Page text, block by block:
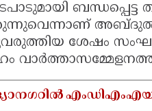
ബന്ധപ്പെട്ട
അബ്ദുൽ
ശേഷം